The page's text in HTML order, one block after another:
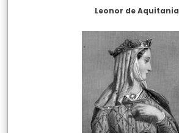
Leonor de Aquitania